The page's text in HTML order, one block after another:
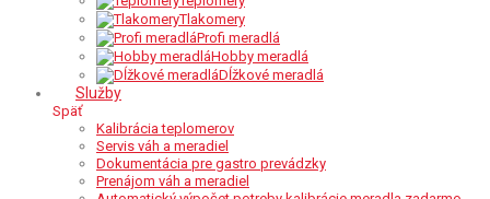
Tlakomery
Profi meradlá
Hobby meradlá
Dĺžkové meradlá
Služby
Späť
Kalibrácia teplomerov
Servis váh a meradiel
Dokumentácia pre gastro prevádzky
Prenájom váh a meradiel